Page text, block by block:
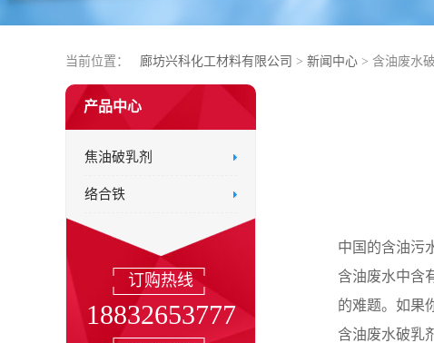
当前位置： 廊坊兴科化工材料有限公司 > 新闻中心 > 含油废水
中国的含油污
含油废水中含
的难题。如果
含油废水破乳
产品中心
焦油破乳剂
络合铁
订购热线
18832653777